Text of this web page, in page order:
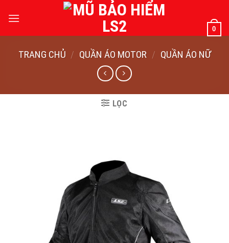
qua
0
TRANG CHỦ / QUẦN ÁO MOTOR / QUẦN ÁO NỮ
LỌC